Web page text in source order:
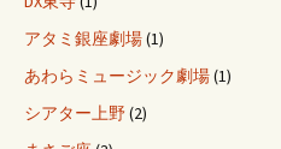
ビ
ゲ
アタミ銀座劇場(1)
あわらミュージック劇場(1)
シアター上野(2)